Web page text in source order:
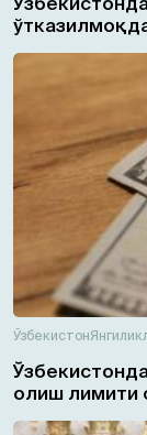
Ўзбекистон
олиш лимити